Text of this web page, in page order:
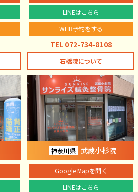
LINEはこちら
WEB予約をする
TEL 072-734-8108
石橋院について
神奈川県 武蔵小杉院
Google Mapを開く
LINEはこちら